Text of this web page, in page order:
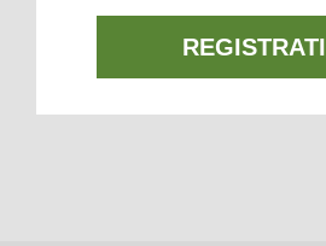
REGISTRATI